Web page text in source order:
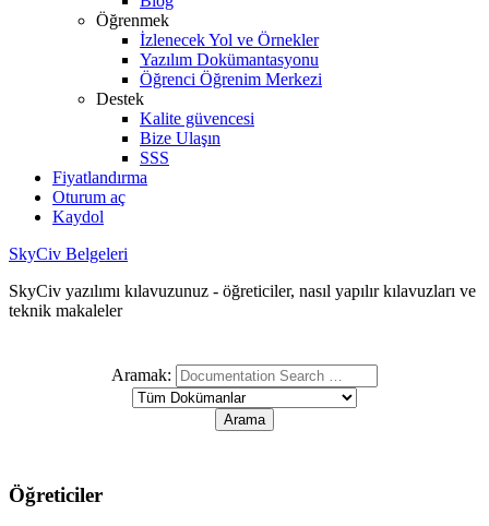
Öğrenmek
İzlenecek Yol ve Örnekler
Yazılım Dokümantasyonu
Öğrenci Öğrenim Merkezi
Destek
Kalite güvencesi
Bize Ulaşın
SSS
Fiyatlandırma
Oturum aç
Kaydol
SkyCiv Belgeleri
SkyCiv yazılımı kılavuzunuz - öğreticiler, nasıl yapılır kılavuzları ve
teknik makaleler
Aramak:
Öğreticiler